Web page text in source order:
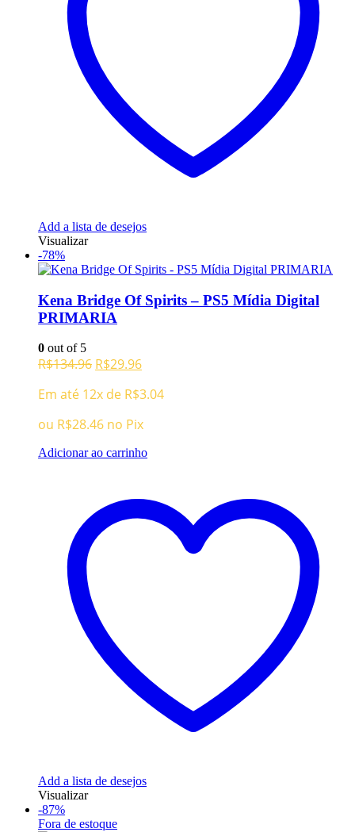
Add a lista de desejos
Visualizar
-78%
Kena Bridge Of Spirits – PS5 Mídia Digital
PRIMARIA
0 out of 5
R$134.96 O
original
era:
R$134.96.
R$29.96O
atual
R$29.96.
Em até 12x de R$3.04
ou R$28.46 no Pix
Adicionar ao carrinho
Add a lista de desejos
Visualizar
-87%
Fora de estoque